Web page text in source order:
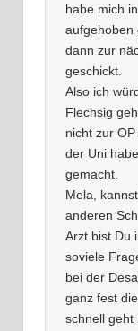
habe mich
aufgehoben
dann zur
geschickt.
Also ich
Flechsig
nicht zur
der Uni
gemacht.
Mela,
anderen
Arzt bist Du
soviele
bei der
ganz fest
schnell geht